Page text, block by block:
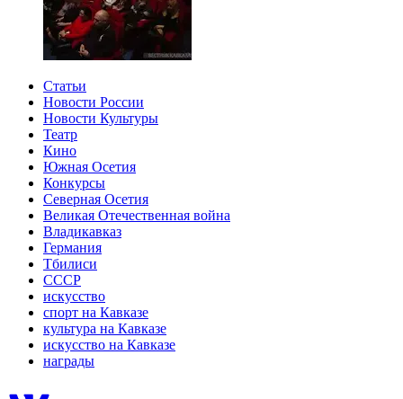
Статьи
Новости России
Новости Культуры
Театр
Кино
Южная Осетия
Конкурсы
Северная Осетия
Великая Отечественная война
Владикавказ
Германия
Тбилиси
СССР
искусство
спорт на Кавказе
культура на Кавказе
искусство на Кавказе
награды